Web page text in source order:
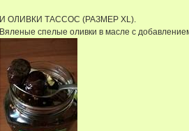
И ОЛИВКИ ТАССОС (РАЗМЕР XL).
Вяленые спелые оливки в масле с